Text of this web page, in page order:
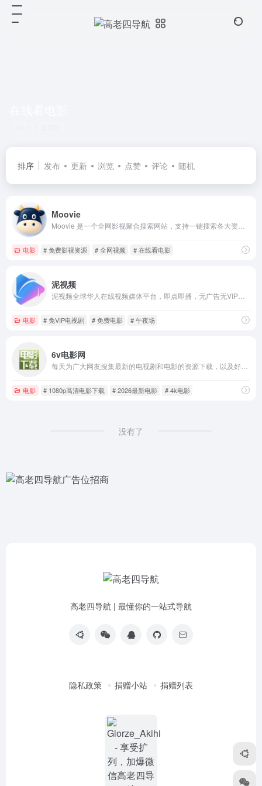
排序 发布 更新 浏览 点赞 评论 随机
Moovie
电影 # 免费影视资源 # 全网视频 # 在线看电影
泥视频
电影 # 免VIP电视剧 # 免费电影 # 午夜场
6v电影网
电影 # 1080p高清电影下载 # 2026最新电影 # 4k电影
没有了
高老四导航 | 最懂你的一站式导航
隐私政策 捐赠小站 捐赠列表